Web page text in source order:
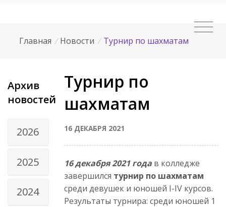
Главная / Новости / Турнир по шахматам
Архив
новостей
2026
2025
2024
Турнир по
шахматам
16 ДЕКАБРЯ 2021
16 декабря 2021 года в колледже
завершился турнир по шахматам
среди девушек и юношей I-IV курсов.
Результаты турнира: среди юношей 1